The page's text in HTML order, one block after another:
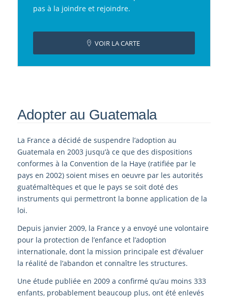
pas à la joindre et rejoindre.
VOIR LA CARTE
Adopter au Guatemala
La France a décidé de suspendre l’adoption au
Guatemala en 2003 jusqu’à ce que des dispositions
conformes à la Convention de la Haye (ratifiée par le
pays en 2002) soient mises en oeuvre par les autorités
guatémaltèques et que le pays se soit doté des
instruments qui permettront la bonne application de la
loi.
Depuis janvier 2009, la France y a envoyé une volontaire
pour la protection de l’enfance et l’adoption
internationale, dont la mission principale est d’évaluer
la réalité de l’abandon et connaître les structures.
Une étude publiée en 2009 a confirmé qu’au moins 333
enfants, probablement beaucoup plus, ont été enlevés